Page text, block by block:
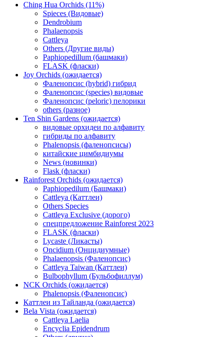
Ching Hua Orchids (11%)
Spieces (Видовые)
Dendrobium
Phalaenopsis
Cattleya
Others (Другие виды)
Paphiopedillum (башмаки)
FLASK (фласки)
Joy Orchids (ожидается)
Фаленопсис (hybrid) гибрид
Фаленопсис (species) видовые
Фаленопсис (peloric) пелорики
others (разное)
Ten Shin Gardens (ожидается)
видовые орхидеи по алфавиту
гибриды по алфавиту
Phalenopsis (фаленопсисы)
китайские цимбидиумы
News (новинки)
Flask (фласки)
Rainforest Orchids (ожидается)
Paphiopedilum (Башмаки)
Cattleya (Каттлеи)
Others Species
Cattleya Exclusive (дорого)
спецпредложение Rainforest 2023
FLASK (фласки)
Lycaste (Ликасты)
Oncidium (Онцидиумные)
Phalaenopsis (Фаленопсис)
Cattleya Taiwan (Каттлеи)
Bulbophyllum (Бульбофиллум)
NCK Orchids (ожидается)
Phalenopsis (Фаленопсис)
Каттлеи из Тайланда (ожидается)
Bela Vista (ожидается)
Cattleya Laelia
Encyclia Epidendrum